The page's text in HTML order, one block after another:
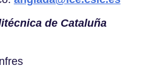
de Cataluña